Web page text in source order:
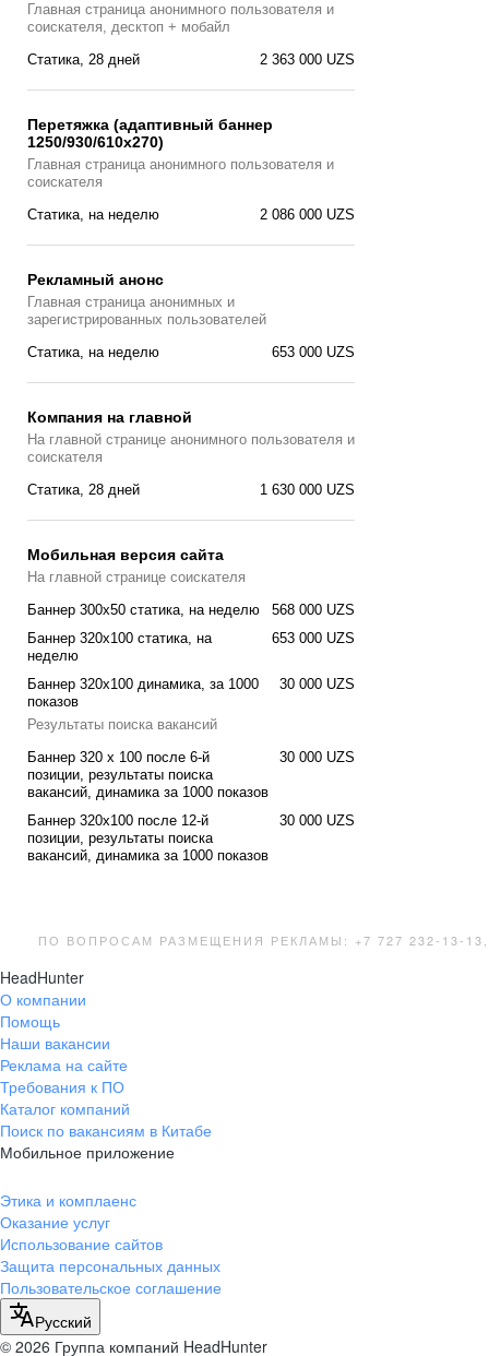
Главная страницa анонимного пользователя и
соискателя, десктоп + мобайл
2 363 000 UZS
Статика, 28 дней
Перетяжка (адаптивный баннер
1250/930/610х270)
Главная страницa анонимного пользователя и
соискателя
2 086 000 UZS
Статика, на неделю
Рекламный анонс
Главная страница анонимных и
зарегистрированных пользователей
653 000 UZS
Статика, на неделю
Компания на главной
На главной странице анонимного пользователя и
соискателя
1 630 000 UZS
Статика, 28 дней
Мобильная версия сайта
На главной странице соискателя
568 000 UZS
Баннер 300x50 статика, на неделю
653 000 UZS
Баннер 320x100 cтатика, на
неделю
30 000 UZS
Баннер 320x100 динамика, за 1000
показов
Результаты поиска вакансий
30 000 UZS
Баннер 320 x 100 после 6-й
позиции, результаты поиска
вакансий, динамика за 1000 показов
30 000 UZS
Баннер 320x100 после 12-й
позиции, результаты поиска
вакансий, динамика за 1000 показов
ПО ВОПРОСАМ РАЗМЕЩЕНИЯ РЕКЛАМЫ: +7 727 232-13-13,
HeadHunter
О компании
Помощь
Наши вакансии
Реклама на сайте
Требования к ПО
Каталог компаний
Поиск по вакансиям в Китабе
Мобильное приложение
Этика и комплаенс
Оказание услуг
Использование сайтов
Защита персональных данных
Пользовательское соглашение
Русский
© 2026 Группа компаний HeadHunter